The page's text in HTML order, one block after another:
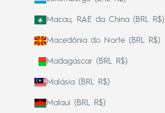
Macau, RAE da China (BRL R$)
Macedônia do Norte (BRL R$)
Madagascar (BRL R$)
Malásia (BRL R$)
Malaui (BRL R$)